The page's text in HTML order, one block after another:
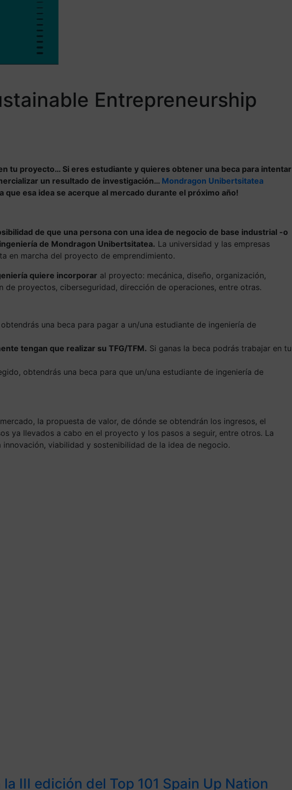
Entrepreneurship
tu proyecto… Si eres estudiante y quieres obtener una beca para intentar
un resultado de investigación… Mondragon Unibertsitatea
que esa idea se acerque al mercado durante el próximo año!
de que una persona con una idea de negocio de base industrial -o
de Mondragon Unibertsitatea. La universidad y las empresas
en marcha del proyecto de emprendimiento.
quiere incorporar al proyecto: mecánica, diseño, organización,
proyectos, ciberseguridad, dirección de operaciones, entre otras.
una beca para pagar a un/una estudiante de ingeniería de
tengan que realizar su TFG/TFM. Si ganas la beca podrás trabajar en tu
obtendrás una beca para que un/una estudiante de ingeniería de
la propuesta de valor, de dónde se obtendrán los ingresos, el
ya llevados a cabo en el proyecto y los pasos a seguir, entre otros. La
viabilidad y sostenibilidad de la idea de negocio.
III edición del Top 101 Spain Up Nation